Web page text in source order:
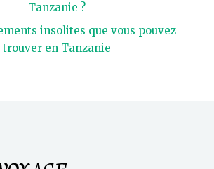
Tanzanie ?
insolites que vous pouvez
trouver en Tanzanie